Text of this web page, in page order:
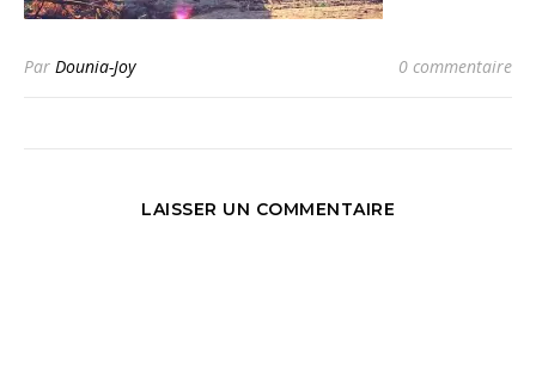
Par Dounia-Joy 0 commentaire
LAISSER UN COMMENTAIRE